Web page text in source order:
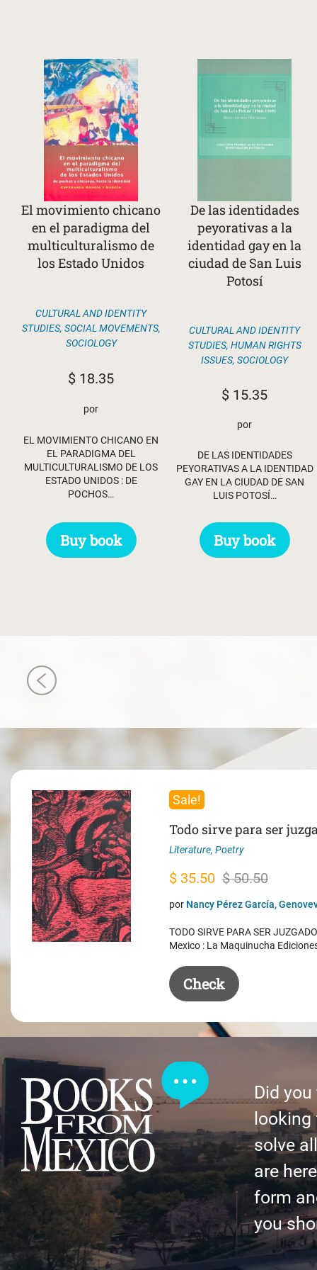
El movimiento chicano
en el paradigma del
multiculturalismo de
los Estado Unidos
CULTURAL AND IDENTITY
STUDIES, SOCIAL MOVEMENTS,
SOCIOLOGY
$ 18.35
por
EL MOVIMIENTO CHICANO EN
EL PARADIGMA DEL
MULTICULTURALISMO DE LOS
ESTADO UNIDOS : DE
POCHOS…
Buy book
De las identidades
peyorativas a la
identidad gay en la
ciudad de San Luis
Potosí
CULTURAL AND IDENTITY
STUDIES, HUMAN RIGHTS
ISSUES,SOCIOLOGY
$ 15.35
por
DE LAS IDENTIDADES
PEYORATIVAS A LA IDENTIDAD
GAY EN LA CIUDAD DE SAN
LUIS POTOSÍ…
Buy book
Sale!
Todo sirve para ser
Literature, Poetry
$50.50
Original
price
$ 50.50.
$35.50
Current
price
$ 35.50.
por Nancy Pérez García,
TODO SIRVE PARA SER
Mexico : La Maquinucha
Check
Did
solve
are
form
you